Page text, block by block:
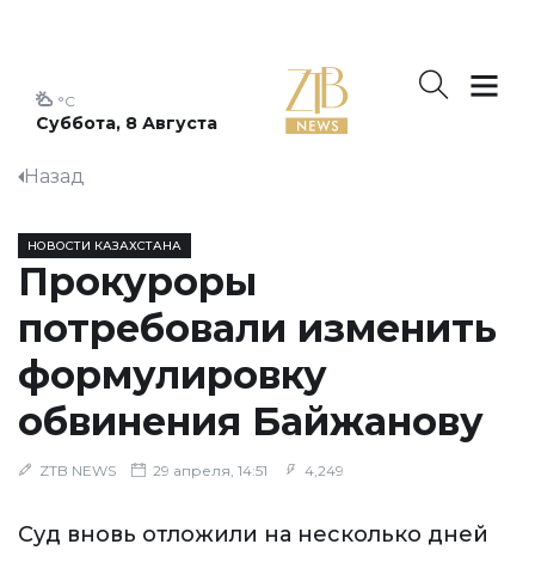
Суббота, 8 Августа
°C
Назад
НОВОСТИ КАЗАХСТАНА
Прокуроры
потребовали изменить
формулировку
обвинения Байжанову
ZTB NEWS 29 апреля, 14:51 4,249
Суд вновь отложили на несколько дней